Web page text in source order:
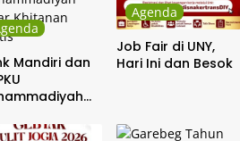
Mandiri dan
Agenda
Job Fair di UNY,
Hari Ini dan Besok